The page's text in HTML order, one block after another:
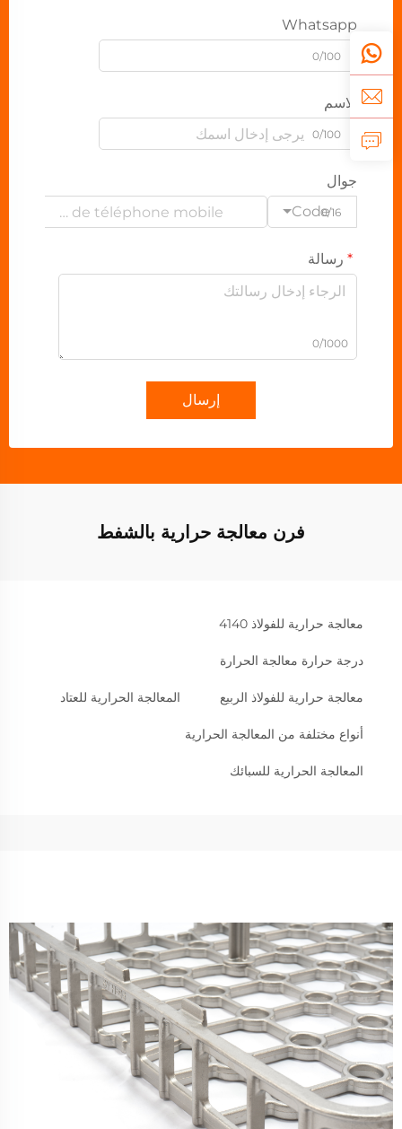
Whatsapp
0/100
الاسم
0/100
جوال
Code0/16
رسالة
0/1000
إرسال
فرن معالجة حرارية بالشفط
معالجة حرارية للفولاذ 4140
درجة حرارة معالجة الحرارة
معالجة حرارية للفولاذ الربيع المعالجة الحرارية للعتاد
أنواع مختلفة من المعالجة الحرارية
المعالجة الحرارية للسبائك